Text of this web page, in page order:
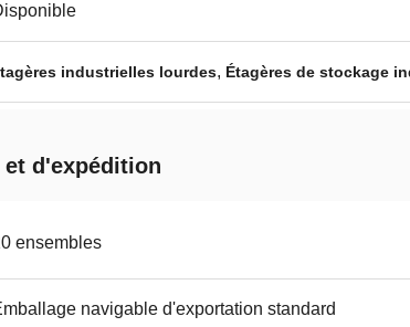
industrielles lourdes, Étagères de stockage
d'expédition
ensembles
navigable d'exportation standard